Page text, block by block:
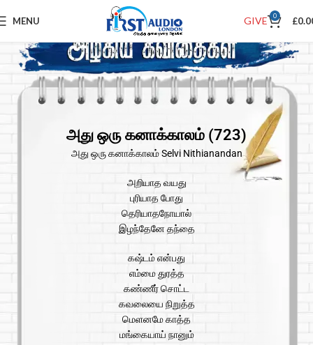
MENU GIVE 0 £
அது ஒரு கனாக்காலம் (723)
அது ஒரு கனாக்காலம் Selvi Nithianandan
அறியாத வயது
புரியாத போது
தெரியாதநோயால்
இழந்தேனே தந்தை
கஷ்டம் என்பது
எம்மை துரத்த
கண்ணீர் சொட்ட
கவலையை நிறுத்த
மெளனமே காத்த
மங்கையாய் நானும்